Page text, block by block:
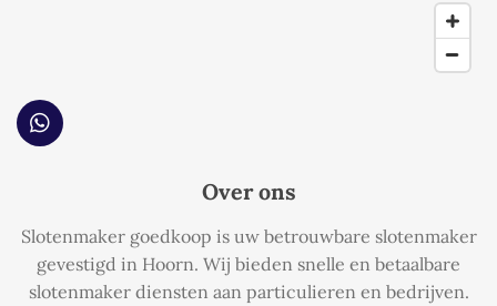
W
h
A
p
p
Over ons
Slotenmaker goedkoop is uw betrouwbare slotenmaker
gevestigd in Hoorn. Wij bieden snelle en betaalbare
slotenmaker diensten aan particulieren en bedrijven.